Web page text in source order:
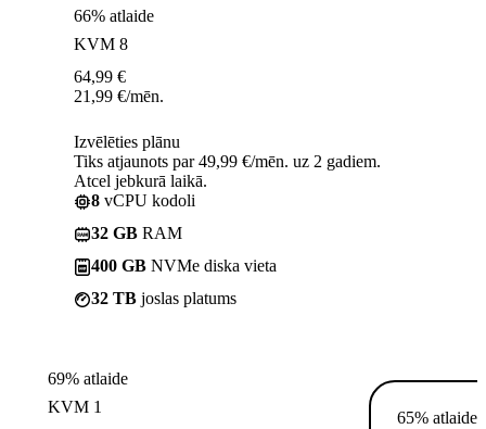
66% atlaide
KVM 8
64,99 €
21,99 €/mēn.
Izvēlēties plānu
Tiks atjaunots par 49,99 €/mēn. uz 2 gadiem.
Atcel jebkurā laikā.
8 vCPU kodoli
32 GB RAM
400 GB NVMe diska vieta
32 TB joslas platums
69% atlaide
KVM 1
65% atlaide